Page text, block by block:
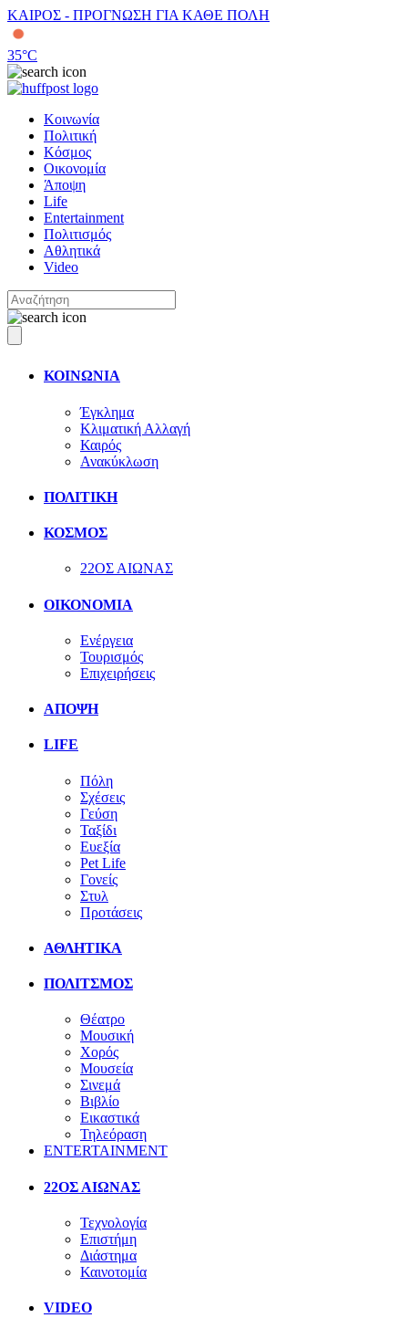
ΚΑΙΡΟΣ - ΠΡΟΓΝΩΣΗ ΓΙΑ ΚΑΘΕ ΠΟΛΗ
35°C
Κοινωνία
Πολιτική
Κόσμος
Οικονομία
Άποψη
Life
Entertainment
Πολιτισμός
Αθλητικά
Video
ΚΟΙΝΩΝΙΑ
Έγκλημα
Κλιματική Αλλαγή
Καιρός
Ανακύκλωση
ΠΟΛΙΤΙΚΗ
ΚΟΣΜΟΣ
22ΟΣ ΑΙΩΝΑΣ
ΟΙΚΟΝΟΜΙΑ
Ενέργεια
Τουρισμός
Επιχειρήσεις
ΑΠΟΨΗ
LIFE
Πόλη
Σχέσεις
Γεύση
Ταξίδι
Ευεξία
Pet Life
Γονείς
Στυλ
Προτάσεις
ΑΘΛΗΤΙΚΑ
ΠΟΛΙΤΣΜΟΣ
Θέατρο
Μουσική
Χορός
Μουσεία
Σινεμά
Βιβλίο
Εικαστικά
Τηλεόραση
ENTERTAINMENT
22ΟΣ ΑΙΩΝΑΣ
Τεχνολογία
Επιστήμη
Διάστημα
Καινοτομία
VIDEO